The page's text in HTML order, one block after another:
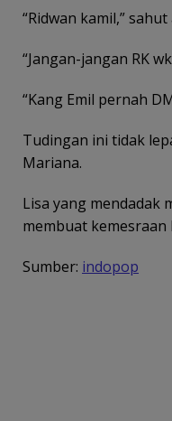
“Ridwan kamil,”
“Jangan-jangan RK
“Kang Emil pernah
Tudingan ini tidak
Mariana.
Lisa yang mendadak
membuat kemesraan
Sumber: indopop